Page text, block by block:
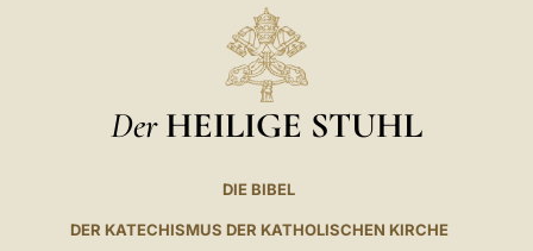
Der HEILIGE STUHL
DIE BIBEL
DER KATECHISMUS DER KATHOLISCHEN KIRCHE